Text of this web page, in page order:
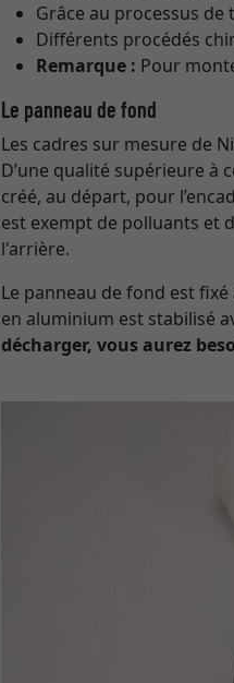
Grâce au processus
Différents procédés
Remarque : Pour
Le panneau de fond
Les cadres sur mesure de
D’une qualité supérieure à
créé, au départ, pour
est exempt de polluants et
l'arrière.
Le panneau de fond est
en aluminium est stabilisé
décharger, vous aurez